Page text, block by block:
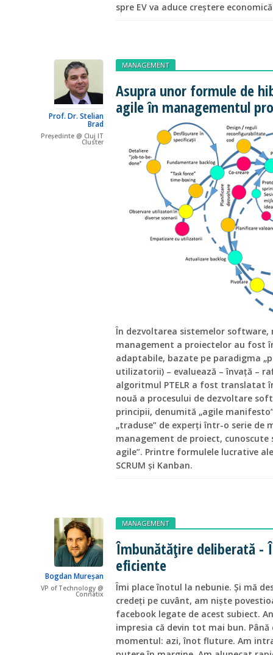
spre EV va aduce creștere
Prof. Dr. Stelian
Brad
Președinte @ Cluj IT
Cluster
MANAGEMENT
Asupra unor formule de
agile în managementul
În dezvoltarea sistemelor software,
management a proiectelor au fost
adaptabile, bazate pe paradigma
utilizatorii) – evaluează – învață –
algoritmul PTELR a fost translatat
nouă a procesului de dezvoltare
principii, denumită „agile
„traduse” de experți într-o serie de
management de proiect, cunoscute
agile”. Printre formulele lucrative
SCRUM și Kanban.
Bogdan Mureşan
VP of Technology @
Connatix
MANAGEMENT
Îmbunătățire deliberată -
eficiente
Îmi place înotul la nebunie. Și mă
credeți pe cuvânt, am niște
facebook legate de acest subiect.
impresia că devin tot mai bun.
momentul: azi, înot fluture. Am